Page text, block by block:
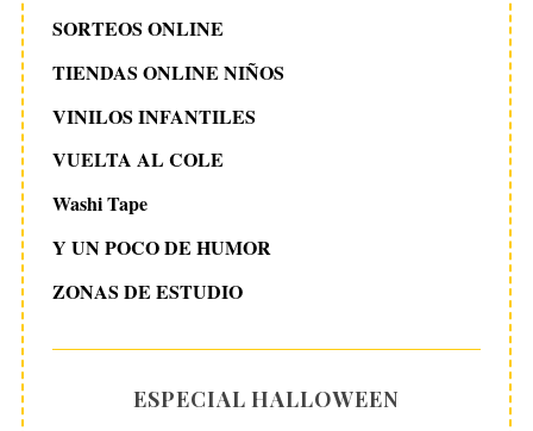
SORTEOS ONLINE
TIENDAS ONLINE NIÑOS
VINILOS INFANTILES
VUELTA AL COLE
Washi Tape
Y UN POCO DE HUMOR
ZONAS DE ESTUDIO
ESPECIAL HALLOWEEN